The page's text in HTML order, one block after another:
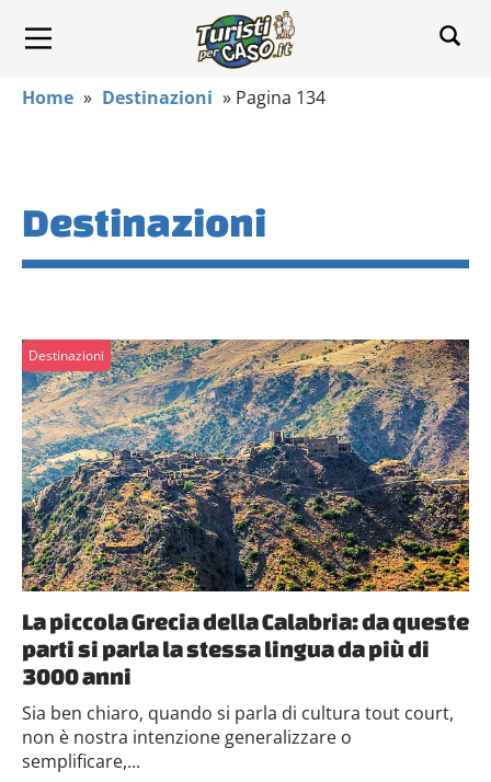
Home » Destinazioni » Pagina 134
Destinazioni
Destinazioni
La piccola Grecia della Calabria: da queste
parti si parla la stessa lingua da più di
3000 anni
Sia ben chiaro, quando si parla di cultura tout court,
non è nostra intenzione generalizzare o
semplificare,...